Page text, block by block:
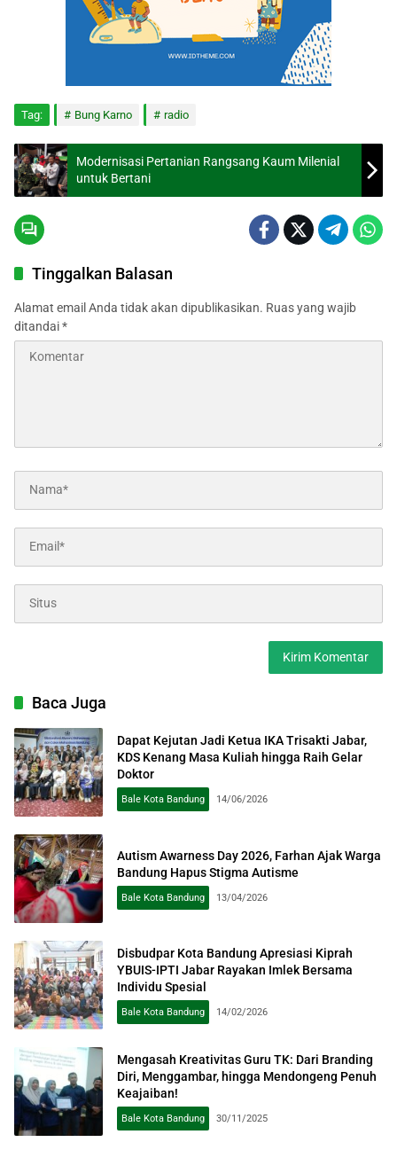
Tag: Bung Karno radio
Modernisasi Pertanian Rangsang Kaum Milenial
untuk Bertani
Tinggalkan Balasan
Alamat email Anda tidak akan dipublikasikan. Ruas yang wajib
ditandai*
Baca Juga
Dapat Kejutan Jadi Ketua IKA Trisakti Jabar,
KDS Kenang Masa Kuliah hingga Raih Gelar
Doktor
Bale Kota Bandung 14/06/2026
Autism Awarness Day 2026, Farhan Ajak Warga
Bandung Hapus Stigma Autisme
Bale Kota Bandung 13/04/2026
Disbudpar Kota Bandung Apresiasi Kiprah
YBUIS-IPTI Jabar Rayakan Imlek Bersama
Individu Spesial
Bale Kota Bandung 14/02/2026
Mengasah Kreativitas Guru TK: Dari Branding
Diri, Menggambar, hingga Mendongeng Penuh
Keajaiban!
Bale Kota Bandung 30/11/2025